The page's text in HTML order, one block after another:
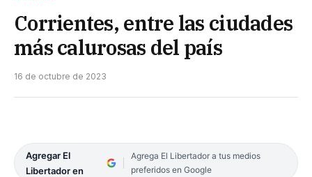
Corrientes, entre las ciudades
más calurosas del país
16 de octubre de 2023
Agregar El
Libertador en
Agrega El Libertador a tus medios
preferidos en Google